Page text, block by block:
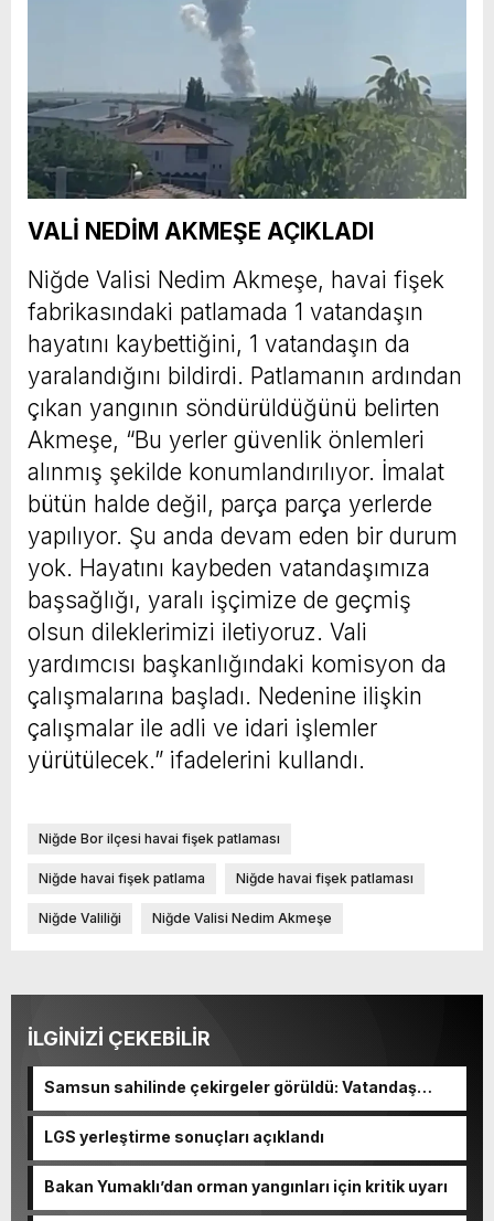
VALİ NEDİM AKMEŞE AÇIKLADI
Niğde Valisi Nedim Akmeşe, havai fişek
fabrikasındaki patlamada 1 vatandaşın
hayatını kaybettiğini, 1 vatandaşın da
yaralandığını bildirdi. Patlamanın ardından
çıkan yangının söndürüldüğünü belirten
Akmeşe, “Bu yerler güvenlik önlemleri
alınmış şekilde konumlandırılıyor. İmalat
bütün halde değil, parça parça yerlerde
yapılıyor. Şu anda devam eden bir durum
yok. Hayatını kaybeden vatandaşımıza
başsağlığı, yaralı işçimize de geçmiş
olsun dileklerimizi iletiyoruz. Vali
yardımcısı başkanlığındaki komisyon da
çalışmalarına başladı. Nedenine ilişkin
çalışmalar ile adli ve idari işlemler
yürütülecek.” ifadelerini kullandı.
Niğde Bor ilçesi havai fişek patlaması
Niğde havai fişek patlama Niğde havai fişek patlaması
Niğde Valiliği Niğde Valisi Nedim Akmeşe
İLGİNİZİ ÇEKEBİLİR
Samsun sahilinde çekirgeler görüldü: Vatandaş
LGS yerleştirme sonuçları açıklandı
Bakan Yumaklı’dan orman yangınları için kritik uyarı